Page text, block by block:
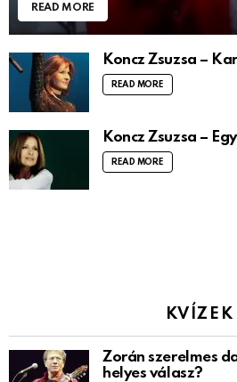
READ MORE
Koncz Zsuzsa –
READ MORE
Koncz Zsuzsa –
READ MORE
KVÍZEK
Zorán szerelmes
helyes válasz?